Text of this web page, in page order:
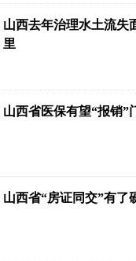
山西去年治理水土流失
里
山西省医保有望“报销”
山西省“房证同交”有了